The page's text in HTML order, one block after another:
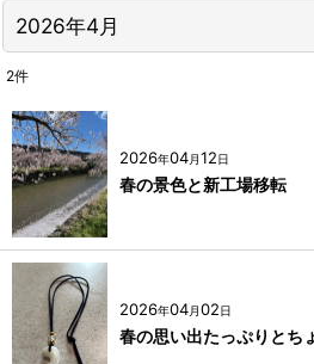
2026年4月
2件
2026年04月12日
春の景色と新工場移転
2026年04月02日
春の思い出たっぷりとち